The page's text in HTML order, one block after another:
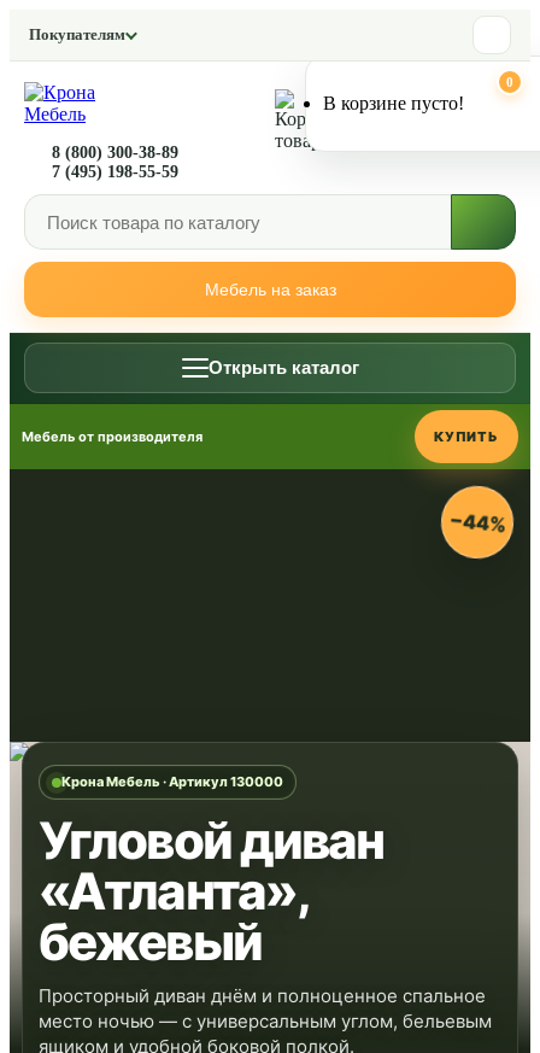
Покупателям
Мебель на заказ
8 (800) 300-38-89
7 (495) 198-55-59
0
В корзине пусто!
Открыть каталог
Мебель от производителя КУПИТЬ
Крона Мебель · Артикул 130000
Угловой диван
«Атланта»,
бежевый
Просторный диван днём и полноценное спальное
место ночью — с универсальным углом, бельевым
ящиком и удобной боковой полкой.
−44%